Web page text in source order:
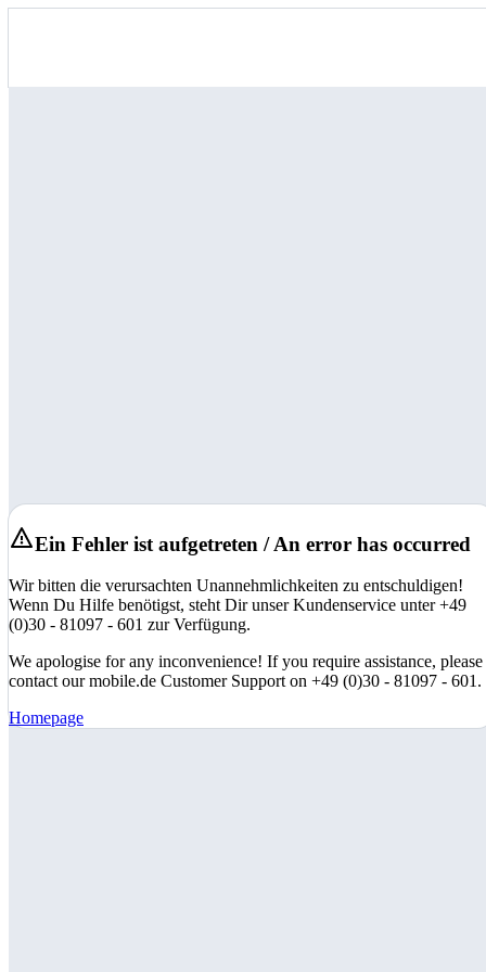
Ein Fehler ist aufgetreten / An error has occurred
Wir bitten die verursachten Unannehmlichkeiten zu entschuldigen!
Wenn Du Hilfe benötigst, steht Dir unser Kundenservice unter +49
(0)30 - 81097 - 601 zur Verfügung.
We apologise for any inconvenience! If you require assistance, please
contact our mobile.de Customer Support on +49 (0)30 - 81097 - 601.
Homepage